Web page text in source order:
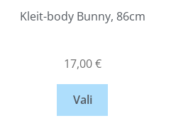
Kleit-body Bunny, 86cm
17,00€
Vali